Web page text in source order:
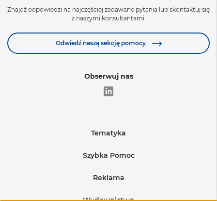
Znajdź odpowiedzi na najczęściej zadawane pytania lub skontaktuj się
z naszymi konsultantami.
Odwiedź naszą sekcję pomocy
Obserwuj nas
Tematyka
Edukacja
Medycyna
BHP i produkcja
Szybka Pomoc
Warunki sprzedaży
Wysyłka produktów
Reklama
Regulamin sprzedaży reklam